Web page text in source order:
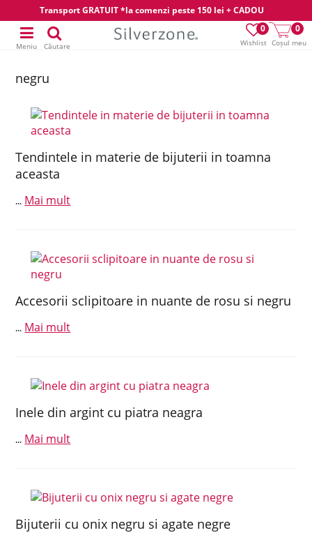
Transport GRATUIT *la comenzi peste 150 lei + CADOU
Wishlist
0
Coșul meu
0
Meniu Căutare
negru
Tendintele in materie de bijuterii in toamna
aceasta
... Mai mult
Accesorii sclipitoare in nuante de rosu si negru
... Mai mult
Inele din argint cu piatra neagra
... Mai mult
Bijuterii cu onix negru si agate negre